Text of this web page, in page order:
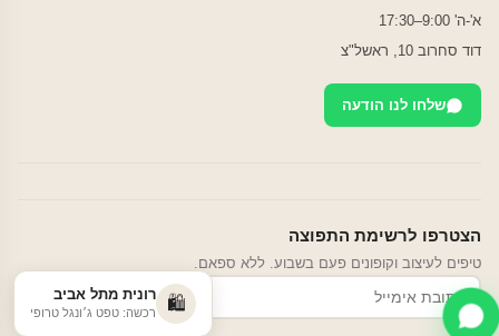
א'-ה' 9:00–17:30
דוד סחרוב 10, ראשל"צ
שלחו לנו הודעה
הצטרפו לרשימת התפוצה
טיפים לעיצוב וקופונים פעם בשבוע. ללא ספאם.
הרשמה 🛍️ רונית מתל אביב
רכשה: טפט ג׳ונגל טרופי